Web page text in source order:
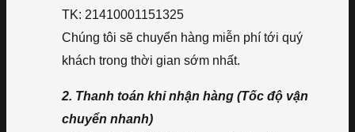
TK: 21410001151325
Chúng tôi sẽ chuyển hàng miễn phí tới quý
khách trong thời gian sớm nhất.
2. Thanh toán khi nhận hàng (Tốc độ vận
chuyển nhanh)